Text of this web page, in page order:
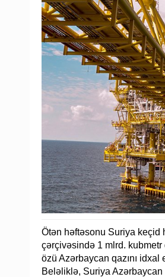
Ötən həftəsonu Suriya
çərçivəsində 1 mlrd.
özü Azərbaycan qazını
Beləliklə, Suriya Azərbaycan